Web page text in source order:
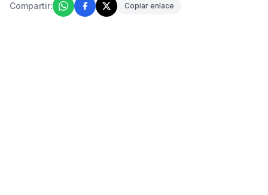
Compartir: Copiar enlace